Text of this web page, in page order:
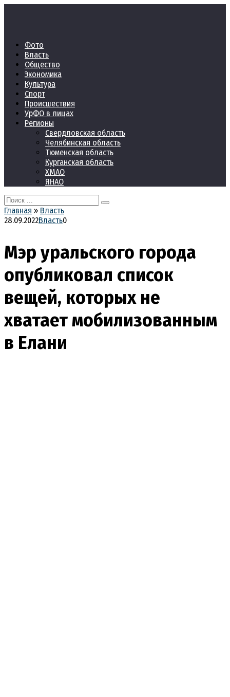
Фото
Власть
Общество
Экономика
Культура
Спорт
Происшествия
УрФО в лицах
Регионы
Свердловская область
Челябинская область
Тюменская область
Курганская область
ХМАО
ЯНАО
Search
for:
Главная » Власть
28.09.2022Власть0
Мэр уральского города
опубликовал список
вещей, которых не
хватает мобилизованным
в Елани